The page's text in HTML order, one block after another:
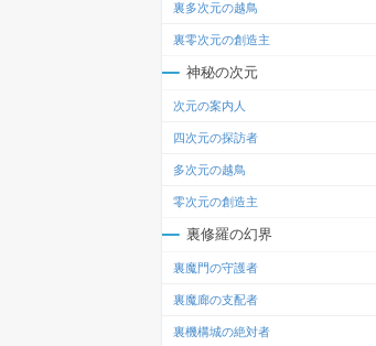
裏多次元の越鳥
裏零次元の創造主
神秘の次元
次元の案内人
四次元の探訪者
多次元の越鳥
零次元の創造主
裏修羅の幻界
裏魔門の守護者
裏魔廊の支配者
裏機構城の絶対者